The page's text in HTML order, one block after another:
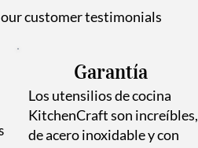
customer testimonials
Garantía
Los utensilios de cocina
KitchenCraft son increíbles,
de acero inoxidable y con